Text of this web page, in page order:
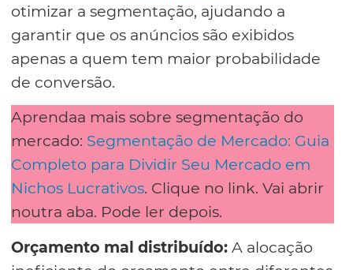
otimizar a segmentação, ajudando a
garantir que os anúncios são exibidos
apenas a quem tem maior probabilidade
de conversão.
Aprendaa mais sobre segmentação do
mercado: Segmentação de Mercado: Guia
Completo para Dividir Seu Mercado em
Nichos Lucrativos. Clique no link. Vai abrir
noutra aba. Pode ler depois.
Orçamento mal distribuído: A alocação